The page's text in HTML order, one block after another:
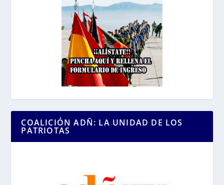
COALICIÓN ADÑ: LA UNIDAD DE LOS
PATRIOTAS